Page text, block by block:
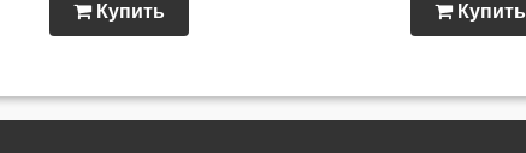
Купить Купить